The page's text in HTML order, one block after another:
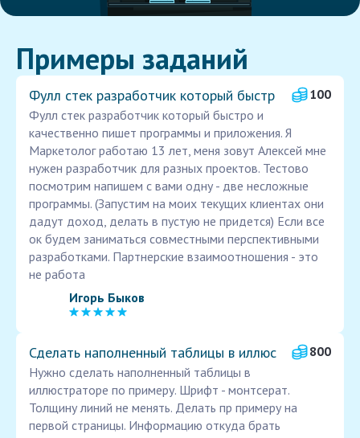
Примеры заданий
Фулл стек разработчик который быстр
100
Фулл стек разработчик который быстро и
качественно пишет программы и приложения. Я
Маркетолог работаю 13 лет, меня зовут Алексей мне
нужен разработчик для разных проектов. Тестово
посмотрим напишем с вами одну - две несложные
программы. (Запустим на моих текущих клиентах они
дадут доход, делать в пустую не придется) Если все
ок будем заниматься совместными перспективными
разработками. Партнерские взаимоотношения - это
не работа
Игорь Быков
Сделать наполненный таблицы в иллюс
800
Нужно сделать наполненный таблицы в
иллюстраторе по примеру. Шрифт - монтсерат.
Толщину линий не менять. Делать пр примеру на
первой страницы. Информацию откуда брать